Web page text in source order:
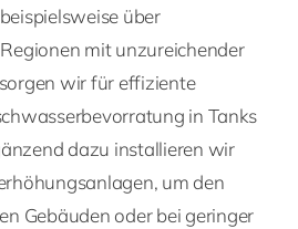
über
mit unzureichender
wir für effiziente
in Tanks
dazu installieren wir
um den
Gebäuden oder bei geringer